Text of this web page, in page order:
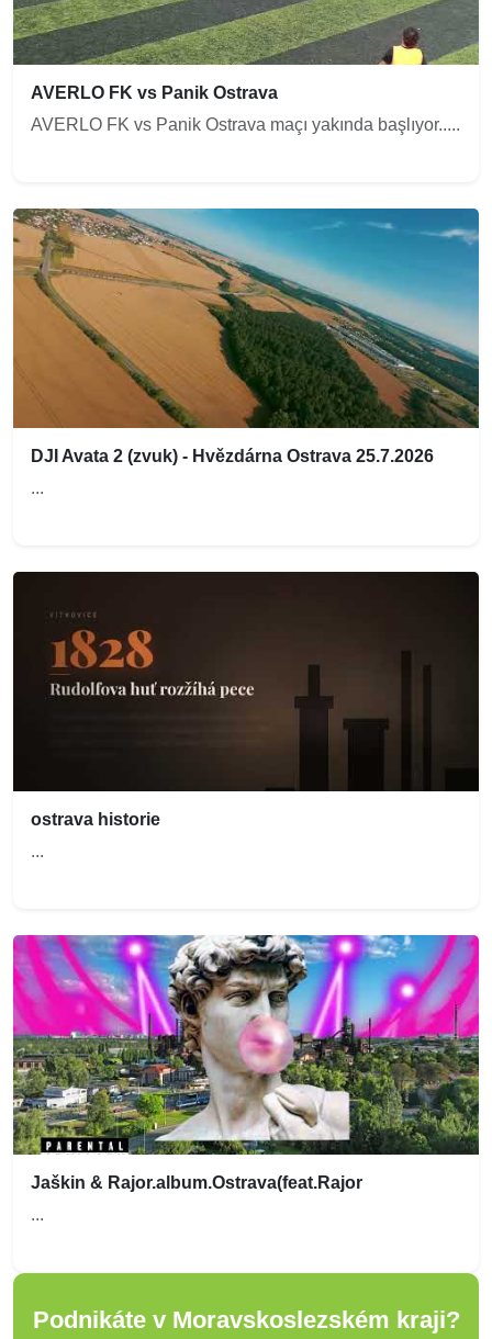
AVERLO FK vs Panik Ostrava
AVERLO FK vs Panik Ostrava maçı yakında başlıyor.....
DJI Avata 2 (zvuk) - Hvězdárna Ostrava 25.7.2026
...
ostrava historie
...
Jaškin & Rajor.album.Ostrava(feat.Rajor
...
Podnikáte v Moravskoslezském kraji?